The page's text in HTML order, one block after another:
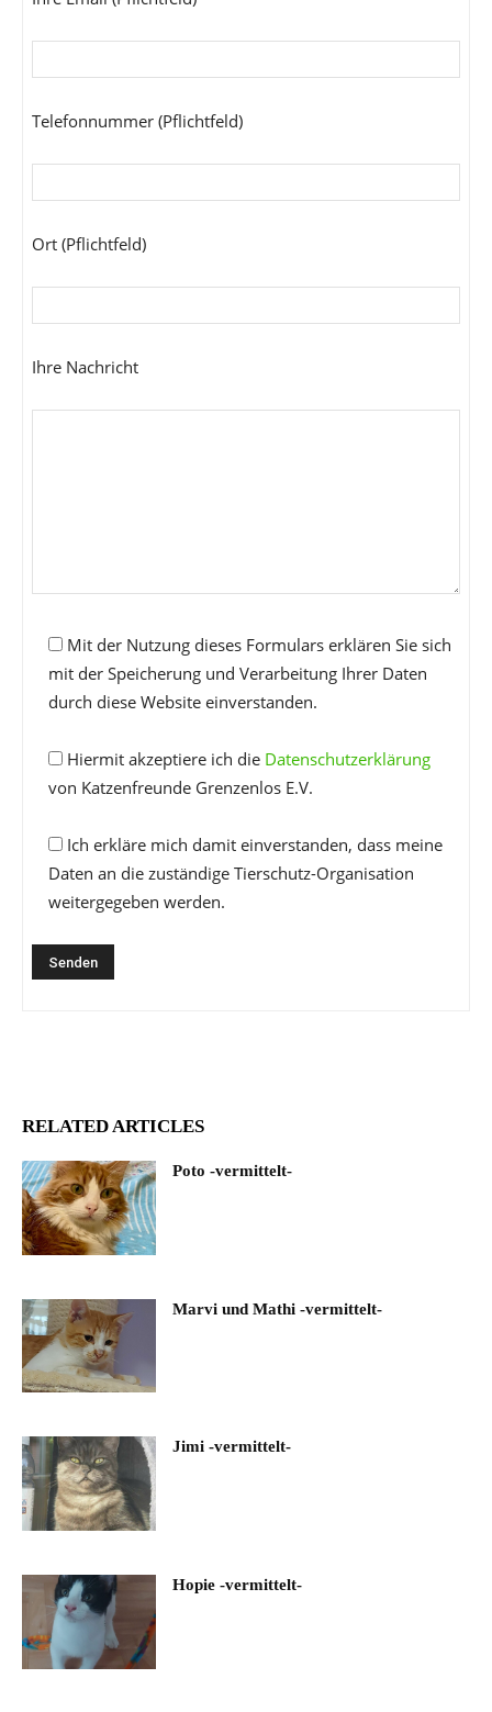
Telefonnummer (Pflichtfeld)
Ort (Pflichtfeld)
Ihre Nachricht
Mit der Nutzung dieses Formulars erklären Sie sich
mit der Speicherung und Verarbeitung Ihrer Daten
durch diese Website einverstanden.
Hiermit akzeptiere ich die Datenschutzerklärung
von Katzenfreunde Grenzenlos E.V.
Ich erkläre mich damit einverstanden, dass meine
Daten an die zuständige Tierschutz-Organisation
weitergegeben werden.
RELATED ARTICLES
Poto -vermittelt-
Marvi und Mathi -vermittelt-
Jimi -vermittelt-
Hopie -vermittelt-